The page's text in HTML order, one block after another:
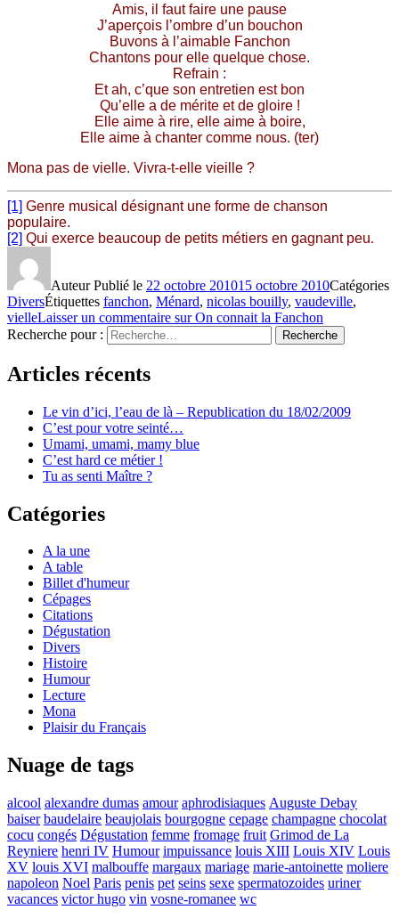
Amis, il faut faire une pause
J’aperçois l’ombre d’un bouchon
Buvons à l’aimable Fanchon
Chantons pour elle quelque chose.
Refrain :
Et ah, c’que son entretien est bon
Qu’elle a de mérite et de gloire !
Elle aime à rire, elle aime à boire,
Elle aime à chanter comme nous. (ter)
Mona pas de vielle. Vivra-t-elle vieille ?
[1] Genre musical désignant une forme de chanson
populaire.
[2] Qui exerce beaucoup de petits métiers en gagnant peu.
AuteurPublié le 22 octobre 201015 octobre 2010Catégories
DiversÉtiquettes fanchon, Ménard, nicolas bouilly, vaudeville,
vielleLaisser un commentaire sur On connait la Fanchon
Recherche pour :
Recherche
Articles récents
Le vin d’ici, l’eau de là – Republication du 18/02/2009
C’est pour votre seinté…
Umami, umami, mamy blue
C’est hard ce métier !
Tu as senti Maître ?
Catégories
A la une
A table
Billet d'humeur
Cépages
Citations
Dégustation
Divers
Histoire
Humour
Lecture
Mona
Plaisir du Français
Nuage de tags
alcool alexandre dumas amour aphrodisiaques Auguste Debay
baiser baudelaire beaujolais bourgogne cepage champagne chocolat
cocu congés Dégustation femme fromage fruit Grimod de La
Reyniere henri IV Humour impuissance louis XIII Louis XIV Louis
XV louis XVI malbouffe margaux mariage marie-antoinette moliere
napoleon Noel Paris penis pet seins sexe spermatozoides uriner
vacances victor hugo vin vosne-romanee wc